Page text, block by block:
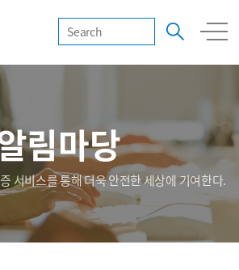
림마당
서비스를 통해 더욱 안전한 세상에 기여한다.